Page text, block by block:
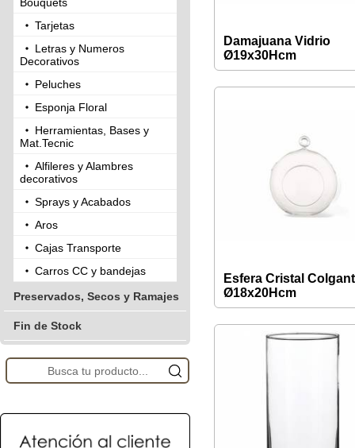
Tarjetas
Letras y Numeros
Decorativos
Peluches
Esponja Floral
Herramientas, Bases y
Mat.Tecnic
Alfileres y Alambres
decorativos
Sprays y Acabados
Aros
Cajas Transporte
Carros CC y bandejas
Preservados, Secos y Ramajes
Fin de Stock
Damajuana Vidrio
Ø19x30Hcm
Esfera Cristal
Ø18x20Hcm